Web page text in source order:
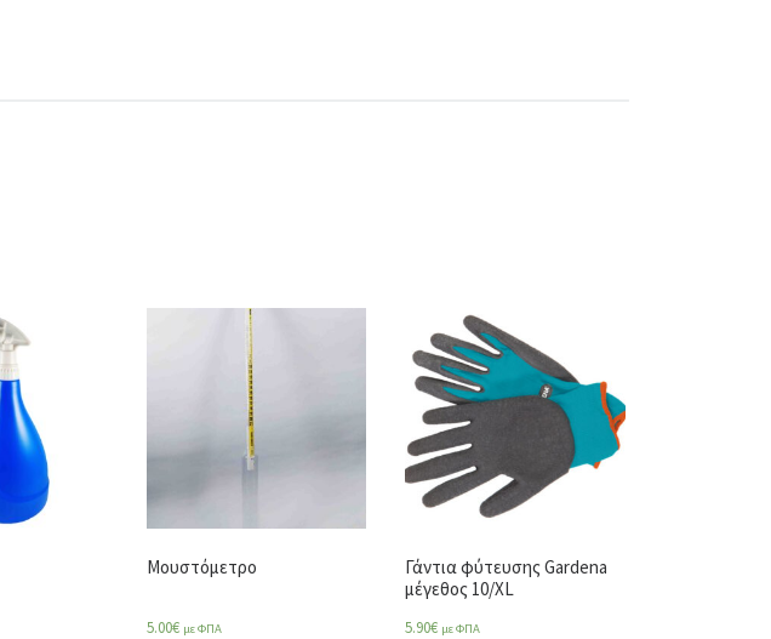
Μουστόμετρο
5.00€ με ΦΠΑ
Γάντια φύτευσης Gardena
μέγεθος 10/XL
5.90€ με ΦΠΑ